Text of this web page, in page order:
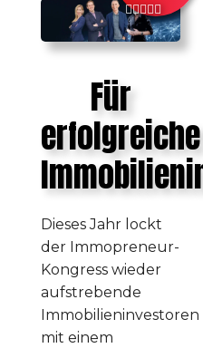
Für
erfolgreiche
Dieses Jahr lockt
der Immopreneur-
Kongress wieder
aufstrebende
Immobilieninvestoren
mit einem